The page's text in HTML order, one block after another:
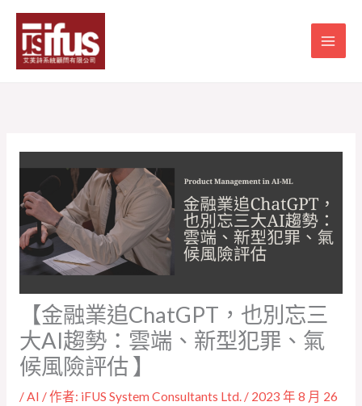
【金融業追ChatGPT，也別忘三
大AI趨勢：雲端、新型犯罪、氣
候風險評估 】
/AI / 作者: iFUS System Consultants Ltd. / 2023 年 8 月 26